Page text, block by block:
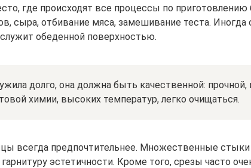
где происходят все процессы по приготовлению
сыра, отбивание мяса, замешивание теста. Иногда
служит обеденной поверхностью.
долго, она должна быть качественной: прочной,
химии, высоких температур, легко очищаться.
всегда предпочтительнее. Множественные стыки
эстетичности. Кроме того, срезы часто